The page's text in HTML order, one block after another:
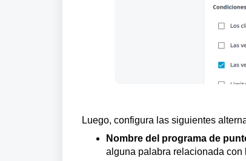
Luego, configura las siguientes
Nombre del programa de
alguna palabra relacionada con